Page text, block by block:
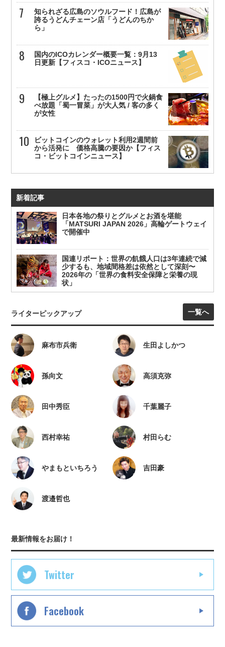
知られざる広島のソウルフード！広島が
誇るうどんチェーン店「うどんのちか
ら」
国内のICOカレンダー概要一覧：9月13
日更新【フィスコ・ICOニュース】
【極上グルメ】たったの1500円で火鍋食
べ放題「蜀一冒菜」が大人気 / 客の多く
が女性
ビットコインのウォレット利用2週間前
から活発に 価格高騰の要因か【フィス
コ・ビットコインニュース】
新着記事
日本各地の祭りとグルメとお酒を堪能
「MATSURI JAPAN 2026」高輪ゲートウェイ
で開催中
国連リポート：世界の飢餓人口は3年連続で減
少するも、地域間格差は依然として深刻〜
2026年の「世界の食料安全保障と栄養の現
状」
ライターピックアップ 一覧へ
麻布市兵衛 生田よしかつ
孫向文 高須克弥
田中秀臣 千葉麗子
西村幸祐 村田らむ
やまもといちろう 吉田豪
渡邉哲也
最新情報をお届け！
Twitter
Facebook